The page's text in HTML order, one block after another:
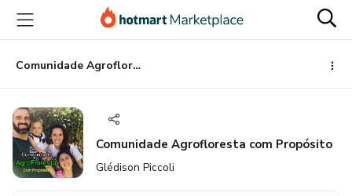
para
conteúdo
principal
para
pagamento
para
rodapé
Comunidade Agrofloresta com Propósito
Comunidade Agrofloresta com Propósito
Glédison Piccoli